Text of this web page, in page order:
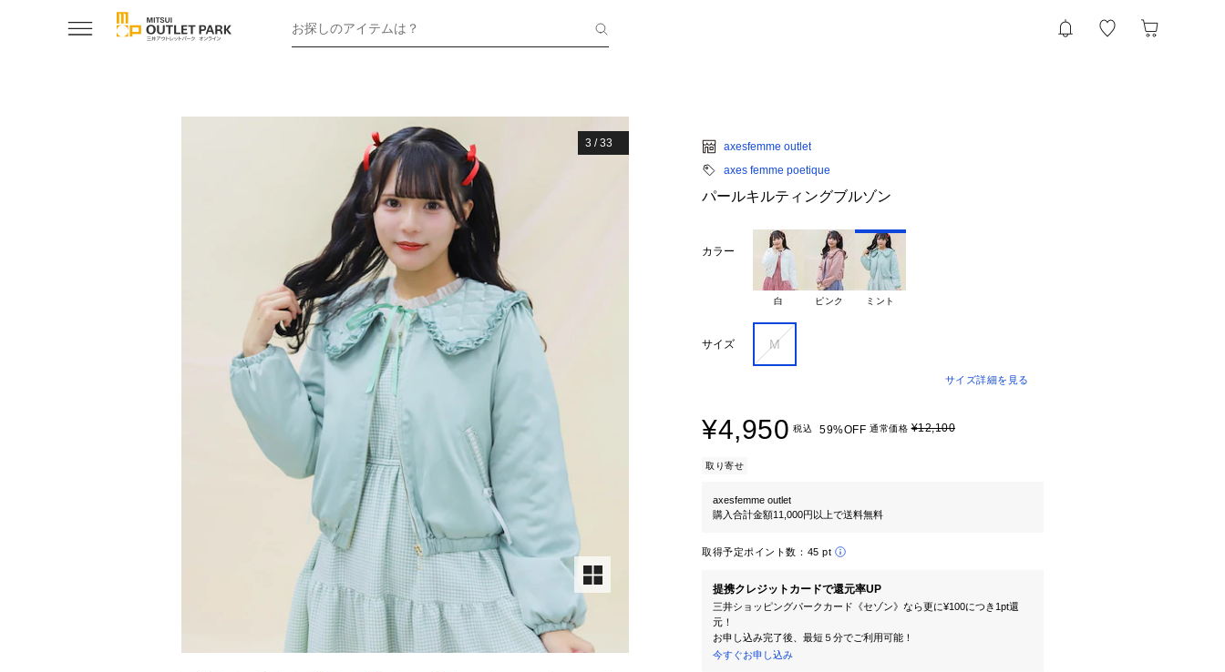
お探しのアイテムは？
3 /33
axesfemme outlet
axes femme poetique
パールキルティングブルゾン
カラー
白 ピンク ミント
サイズ M
サイズ詳細を見る
¥4,950 税込 59%OFF 通常価格¥12,100
取り寄せ
axesfemme outlet
購入合計金額11,000円以上で送料無料
取得予定ポイント数： 45 pt
提携クレジットカードで還元率UP
三井ショッピングパークカード《セゾン》なら更に¥100につき1pt還
元！
お申し込み完了後、最短５分でご利用可能！
今すぐお申し込み